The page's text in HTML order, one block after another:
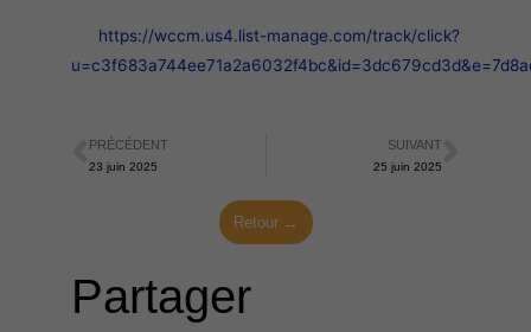
https://wccm.us4.list-manage.com/track/click?
Précédent
PRÉCÉDENT
23 juin 2025
SUIVANT
25 juin 2025
Retour →
Partager